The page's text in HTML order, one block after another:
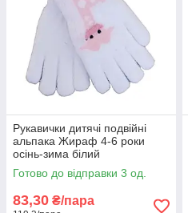
Рукавички дитячі подвійні
альпака Жираф 4-6 роки
осінь-зима білий
Готово до відправки 3 од.
83,30 ₴/пара